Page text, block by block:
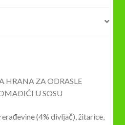
HRANA ZA ODRASLE
U SOSU
(4% divljač),žitarice,